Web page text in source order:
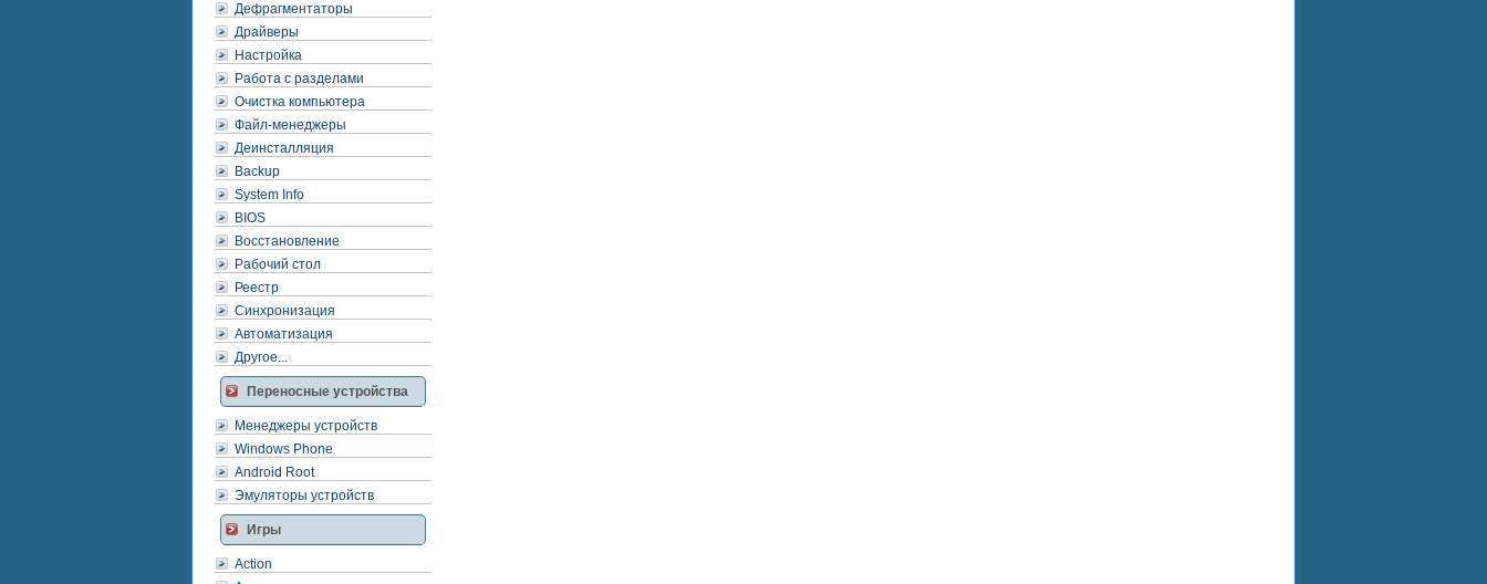
Дефрагментаторы
Драйверы
Настройка
Работа с разделами
Очистка компьютера
Файл-менеджеры
Деинсталляция
Backup
System Info
BIOS
Восстановление
Рабочий стол
Реестр
Синхронизация
Автоматизация
Другое...
Переносные устройства
Менеджеры устройств
Windows Phone
Android Root
Эмуляторы устройств
Игры
Action